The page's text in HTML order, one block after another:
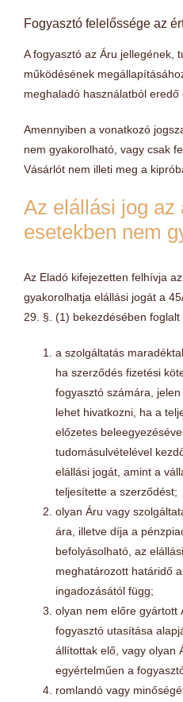
Fogyasztó felelőssége az
A fogyasztó az Áru jellegének,
működésének
meghaladó használatból eredő
Amennyiben a vonatkozó
nem gyakorolható, vagy csak
Vásárlót nem illeti meg a
Az elállási jog az
esetekben nem
Az Eladó kifejezetten felhívja
gyakorolhatja elállási jogát a
29. §. (1) bekezdésében foglalt
a szolgáltatás
ha szerződés fizetési
fogyasztó számára,
lehet hivatkozni, ha a
előzetes
tudomásulvételével
elállási jogát, amint a
teljesítette a szerződést;
olyan Áru vagy
ára, illetve díja a
befolyásolható, az
meghatározott határidő
ingadozásától függ;
olyan nem előre gyártott
fogyasztó utasítása
állítottak elő, vagy olyan
egyértelműen a
romlandó vagy